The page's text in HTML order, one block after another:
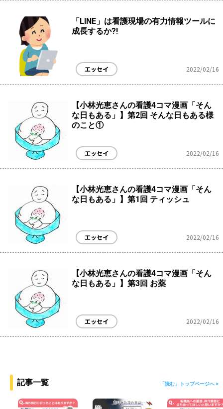
「LINE」は看護現場の有力情報ツールに
成長するか?!
エッセイ 2022/02/16
【小林光恵さんの看護4コマ漫画「そん
な日もある」】第2回 そんな日もある様
のこと①
エッセイ 2022/02/16
【小林光恵さんの看護4コマ漫画「そん
な日もある」】第1回 ティッシュ
エッセイ 2022/02/16
【小林光恵さんの看護4コマ漫画「そん
な日もある」】第3回 お薬
エッセイ 2022/02/16
記事一覧 「読む」トップページへ >